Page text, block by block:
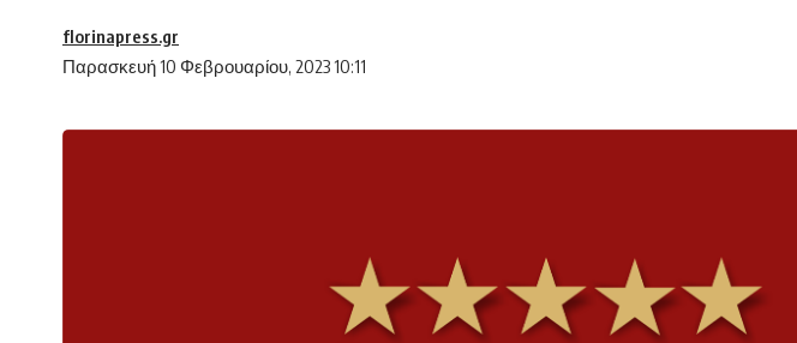
Παρασκευή 10 Φεβρουαρίου, 2023 10:11
florinapress.gr